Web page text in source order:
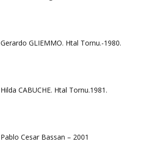
Gerardo GLIEMMO. Htal Tornu.-1980.
Hilda CABUCHE. Htal Tornu.1981.
Pablo Cesar Bassan – 2001